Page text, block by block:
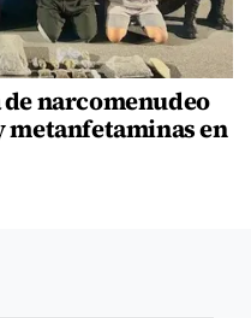
narcomenudeo
metanfetaminas en